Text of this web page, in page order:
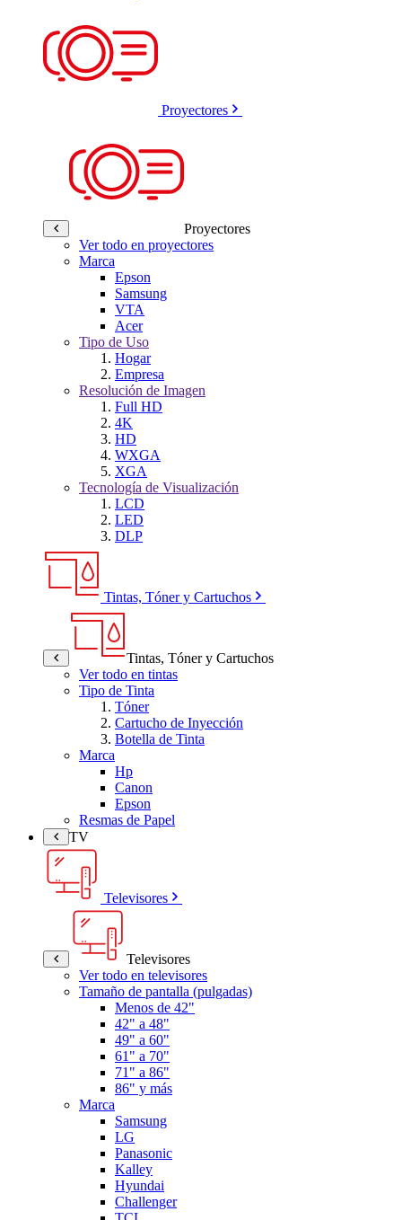
Proyectores
Proyectores
Ver todo en proyectores
Marca
Epson
Samsung
VTA
Acer
Tipo de Uso
Hogar
Empresa
Resolución de Imagen
Full HD
4K
HD
WXGA
XGA
Tecnología de Visualización
LCD
LED
DLP
Tintas, Tóner y Cartuchos
Tintas, Tóner y Cartuchos
Ver todo en tintas
Tipo de Tinta
Tóner
Cartucho de Inyección
Botella de Tinta
Marca
Hp
Canon
Epson
Resmas de Papel
TV
Televisores
Televisores
Ver todo en televisores
Tamaño de pantalla (pulgadas)
Menos de 42"
42" a 48"
49" a 60"
61" a 70"
71" a 86"
86" y más
Marca
Samsung
LG
Panasonic
Kalley
Hyundai
Challenger